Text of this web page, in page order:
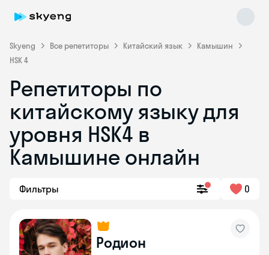
Skyeng Все репетиторы Китайский язык
Камышин
HSK 4
Репетиторы по
китайскому языку для
уровня HSK4 в
Камышине онлайн
Фильтры 0
Родион
Skyeng Chat
online